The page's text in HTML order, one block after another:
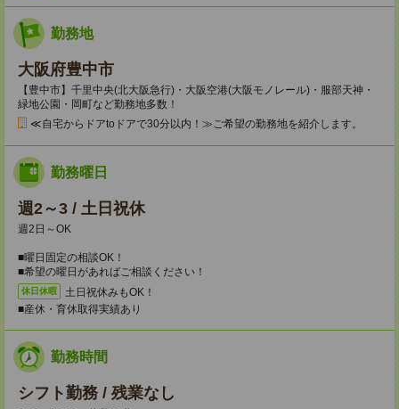
勤務地
大阪府豊中市
【豊中市】千里中央(北大阪急行)・大阪空港(大阪モノレール)・服部天神・
緑地公園・岡町など勤務地多数！
≪自宅からドアtoドアで30分以内！≫ご希望の勤務地を紹介します。
勤務曜日
週2～3 / 土日祝休
週2日～OK
■曜日固定の相談OK！
■希望の曜日があればご相談ください！
休日休暇
土日祝休みもOK！
■産休・育休取得実績あり
勤務時間
シフト勤務 / 残業なし